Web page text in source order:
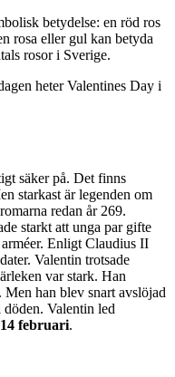
betydelse: en röd ros
rosa eller gul kan betyda
rosor i Sverige.
heter Valentines Day i
säker på. Det finns
starkast är legenden om
redan år 269.
starkt att unga par gifte
Enligt Claudius II
Valentin trotsade
var stark. Han
han blev snart avslöjad
Valentin led
14 februari.